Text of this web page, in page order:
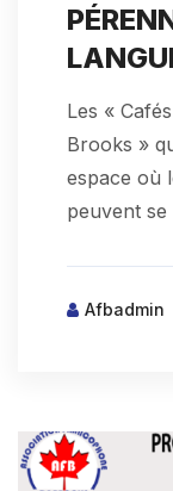
Les «
Brooks »
espace où
peuvent
Afbadmin